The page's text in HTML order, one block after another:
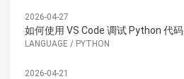
2026-04-27
如何使用 VS Code 调试 Python 代码
LANGUAGE / PYTHON
2026-04-21